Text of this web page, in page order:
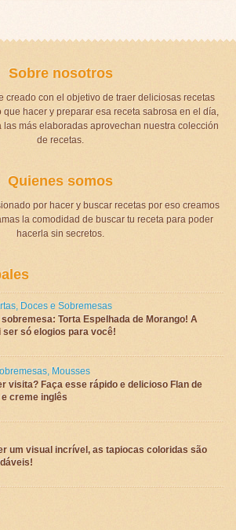
Sobre nosotros
creado con el objetivo de traer deliciosas recetas
hacer y preparar esa receta sabrosa en el día,
las más elaboradas aprovechan nuestra colección
de recetas.
Quienes somos
por hacer y buscar recetas por eso creamos
la comodidad de buscar tu receta para poder
hacerla sin secretos.
, Doces e Sobremesas
Torta Espelhada de Morango! A
ser só elogios para você!
, Mousses
visita? Faça esse rápido e delicioso Flan de
creme inglês
um visual incrível, as tapiocas coloridas são